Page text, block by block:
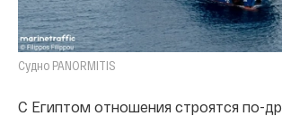
Судно PANORMITIS
С Египтом отношения строятся по-